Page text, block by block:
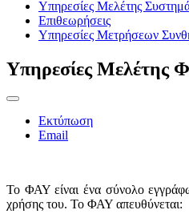
Υπηρεσίες Μελέτης
Επιθεωρήσεις
Υπηρεσίες Μετρήσεων
Υπηρεσίες Μελέτης
Εκτύπωση
Email
Το ΦΑΥ είναι ένα σύνολο
χρήσης του. Το ΦΑΥ απευθύνεται: